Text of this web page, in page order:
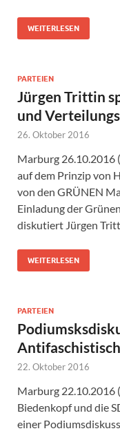
WEITERLESEN
PARTEIEN
Jürgen Trittin
und
26. Oktober 2016
Marburg 26.10.2016
auf dem Prinzip von
von den GRÜNEN
Einladung der
diskutiert Jürgen
WEITERLESEN
PARTEIEN
22. Oktober 2016
Marburg 22.10.2016
Biedenkopf und die
einer